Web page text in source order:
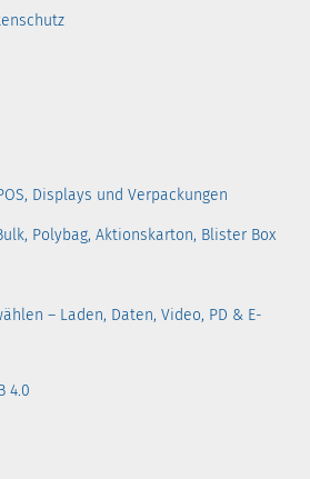
Displays und Verpackungen
Polybag, Aktionskarton, Blister Box
– Laden, Daten, Video, PD & E-
4.0